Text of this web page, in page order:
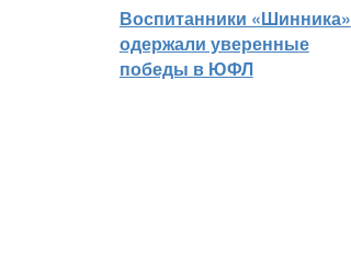
Воспитанники «Шинника»
одержали уверенные
победы в ЮФЛ